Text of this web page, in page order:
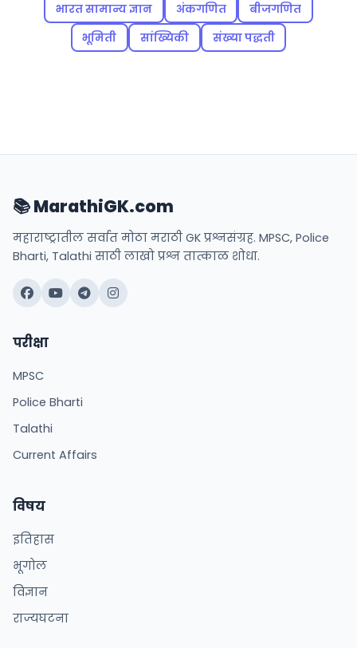
भारत सामान्य ज्ञान
अंकगणित
बीजगणित
भूमिती
सांख्यिकी संख्या पद्धती
📚 MarathiGK.com
महाराष्ट्रातील सर्वात मोठा मराठी GK प्रश्नसंग्रह. MPSC, Police
Bharti, Talathi साठी लाखो प्रश्न तात्काळ शोधा.
परीक्षा
MPSC
Police Bharti
Talathi
Current Affairs
विषय
इतिहास
भूगोल
विज्ञान
राज्यघटना